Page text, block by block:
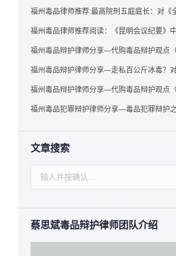
文章搜索
蔡思斌毒品辩护律师团队介绍